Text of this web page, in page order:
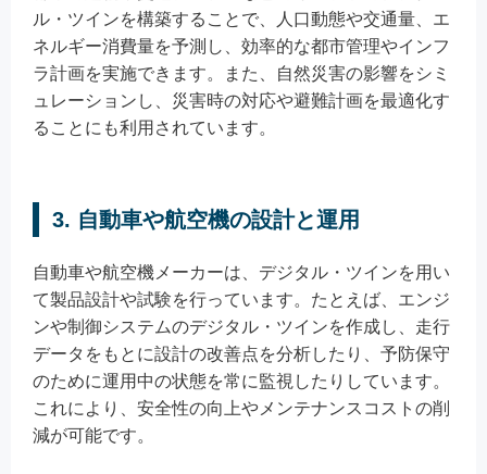
ル・ツインを構築することで、人口動態や交通量、エ
ネルギー消費量を予測し、効率的な都市管理やインフ
ラ計画を実施できます。また、自然災害の影響をシミ
ュレーションし、災害時の対応や避難計画を最適化す
ることにも利用されています。
3. 自動車や航空機の設計と運用
自動車や航空機メーカーは、デジタル・ツインを用い
て製品設計や試験を行っています。たとえば、エンジ
ンや制御システムのデジタル・ツインを作成し、走行
データをもとに設計の改善点を分析したり、予防保守
のために運用中の状態を常に監視したりしています。
これにより、安全性の向上やメンテナンスコストの削
減が可能です。